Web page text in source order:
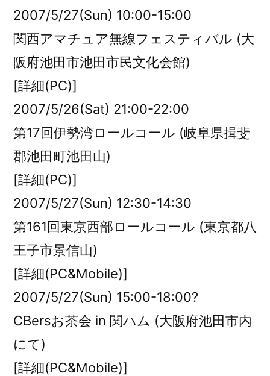
2007/5/27(Sun) 10:00-15:00
関西アマチュア無線フェスティバル (大
阪府池田市池田市民文化会館)
[詳細(PC)]
2007/5/26(Sat) 21:00-22:00
第17回伊勢湾ロールコール (岐阜県揖斐
郡池田町池田山)
[詳細(PC)]
2007/5/27(Sun) 12:30-14:30
第161回東京西部ロールコール (東京都八
王子市景信山)
[詳細(PC&Mobile)]
2007/5/27(Sun) 15:00-18:00?
CBersお茶会 in 関ハム (大阪府池田市内
にて)
[詳細(PC&Mobile)]